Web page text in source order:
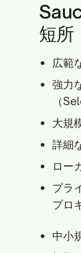
短所
広範
強力
（
大規
詳細
ロー
プラ
プロ
中小